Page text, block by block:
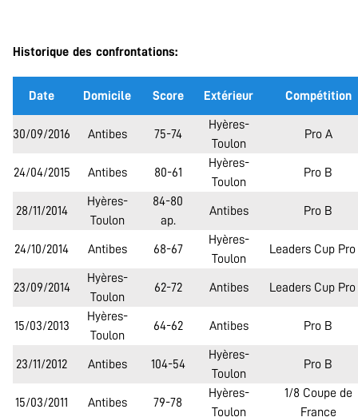
Historique des confrontations:
Date Domicile Score Extérieur Compétition
30/09/2016 Antibes 75-74
Hyères-
Toulon
Pro A
24/04/2015 Antibes 80-61
Hyères-
Toulon
Pro B
28/11/2014
Hyères-
Toulon
84-80
ap.
Antibes Pro B
24/10/2014 Antibes 68-67
Hyères-
Toulon
Leaders Cup
23/09/2014
Hyères-
Toulon
62-72 Antibes Leaders Cup
15/03/2013
Hyères-
Toulon
64-62 Antibes Pro B
23/11/2012 Antibes 104-54
Hyères-
Toulon
Pro B
15/03/2011 Antibes 79-78
Hyères-
Toulon
1/8 Coupe de
France